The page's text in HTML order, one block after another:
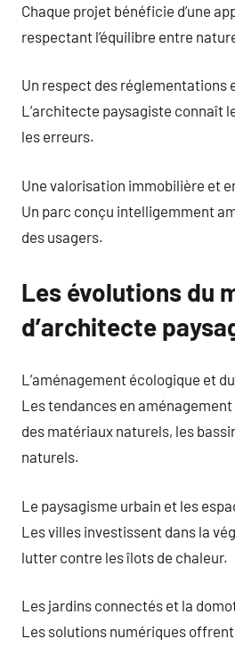
Chaque projet bénéficie d’une
respectant l’équilibre entre
Un respect des réglementations
L’architecte paysagiste connaît
les erreurs.
Une valorisation immobilière et
Un parc conçu intelligemment
des usagers.
Les évolutions du
d’architecte
L’aménagement écologique et
Les tendances en
des matériaux naturels, les
naturels.
Le paysagisme urbain et les
Les villes investissent dans la
lutter contre les îlots de chaleur.
Les jardins connectés et la
Les solutions numériques